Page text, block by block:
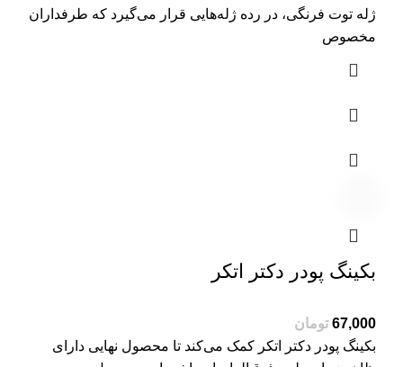
ژله توت فرنگی، در رده ژله‌هایی قرار می‌گیرد که طرفداران
مخصوص
بکینگ پودر دکتر اتکر
67,000 تومان
بکینگ پودر دکتر اتکر کمک می‌کند تا محصول نهایی دارای